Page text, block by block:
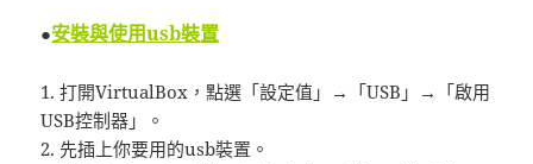
●安裝與使用usb裝置
1. 打開VirtualBox，點選「設定值」→「USB」→「啟用
USB控制器」。
2. 先插上你要用的usb裝置。